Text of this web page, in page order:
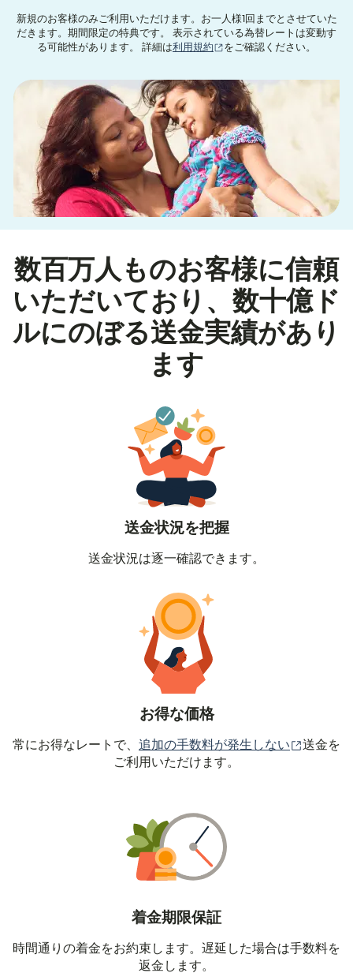
新規のお客様のみご利用いただけます。お一人様1回までとさせていた
だきます。期間限定の特典です。 表示されている為替レートは変動す
る可能性があります。 詳細は利用規約 （別ウィンドウで開きます
をご確認ください。
数百万人ものお客様に信頼
いただいており、数十億ド
ルにのぼる送金実績があり
ます
送金状況を把握
送金状況は逐一確認できます。
お得な価格
常にお得なレートで、 追加の手数料が発生しない （別ウ
送金を
ご利用いただけます。
着金期限保証
時間通りの着金をお約束します。遅延した場合は手数料を
返金します。